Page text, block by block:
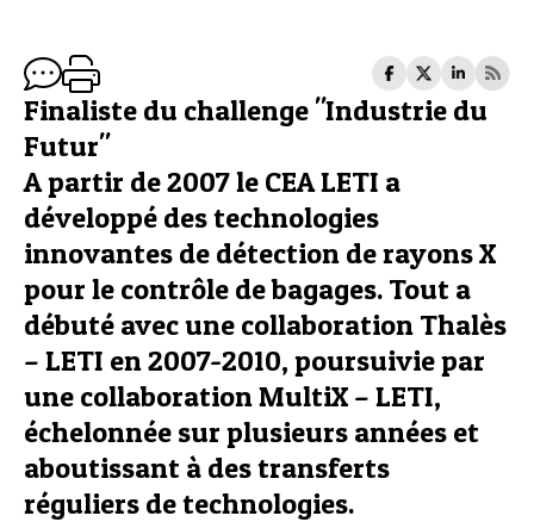
Finaliste du challenge "Industrie du
Futur"
A partir de 2007 le CEA LETI a
développé des technologies
innovantes de détection de rayons X
pour le contrôle de bagages. Tout a
débuté avec une collaboration Thalès
– LETI en 2007-2010, poursuivie par
une collaboration MultiX – LETI,
échelonnée sur plusieurs années et
aboutissant à des transferts
réguliers de technologies.